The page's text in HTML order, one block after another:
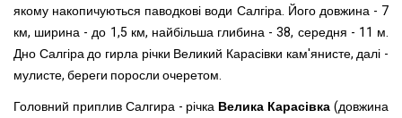
якому накопичуються паводкові води Салгіра. Його довжина - 7
км, ширина - до 1,5 км, найбільша глибина - 38, середня - 11 м.
Дно Салгіра до гирла річки Великий Карасівки кам'янисте, далі -
мулисте, береги поросли очеретом.
Головний приплив Салгира - річка Велика Карасівка(довжина